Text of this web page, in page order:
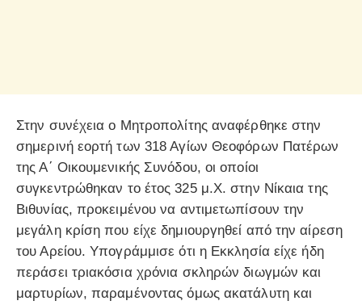
Στην συνέχεια ο Μητροπολίτης αναφέρθηκε στην
σημερινή εορτή των 318 Αγίων Θεοφόρων Πατέρων
της Α΄ Οικουμενικής Συνόδου, οι οποίοι
συγκεντρώθηκαν το έτος 325 μ.Χ. στην Νίκαια της
Βιθυνίας, προκειμένου να αντιμετωπίσουν την
μεγάλη κρίση που είχε δημιουργηθεί από την αίρεση
του Αρείου. Υπογράμμισε ότι η Εκκλησία είχε ήδη
περάσει τριακόσια χρόνια σκληρών διωγμών και
μαρτυρίων, παραμένοντας όμως ακατάλυτη και